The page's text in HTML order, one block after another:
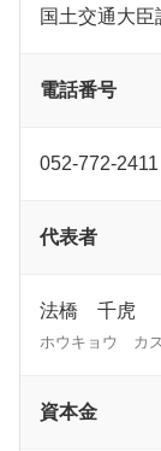
国土交通大
電話番号
052-772-2411
代表者
法橋 千虎
ホウキョウ カ
資本金